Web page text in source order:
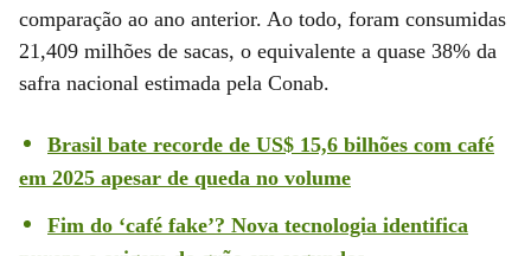
comparação ao ano anterior. Ao todo, foram consumidas
21,409 milhões de sacas, o equivalente a quase 38% da
safra nacional estimada pela Conab.
Brasil bate recorde de US$ 15,6 bilhões com café
em 2025 apesar de queda no volume
Fim do ‘café fake’? Nova tecnologia identifica